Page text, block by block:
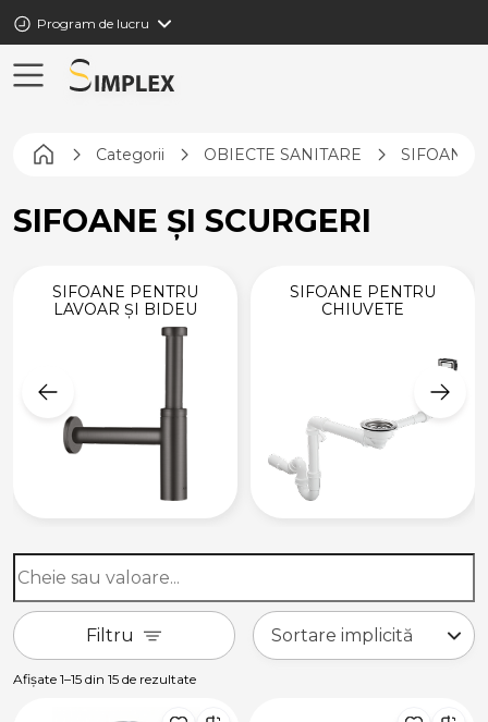
Program de lucru
Pagina principală
Categorii OBIECTE SANITARE SIFOANE
SIFOANE ȘI SCURGERI
SIFOANE PENTRU
LAVOAR ȘI BIDEU
SIFOANE PENTRU
CHIUVETE
Filtru
Afișate 1–15 din 15 de rezultate